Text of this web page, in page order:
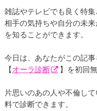
雑誌やテレビでも良く特
相手の気持ちや自分の未
を知ることができます。
今日は、あなたがこの記事
【オーラ診断 】を初回
片思いのあの人や不倫し
料で診断できます。